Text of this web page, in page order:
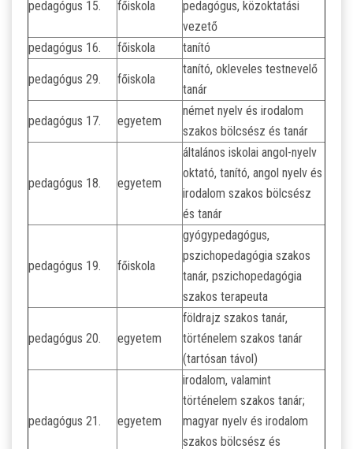
pedagógus 15. főiskola
pedagógus, közoktatási
vezető
pedagógus 16.
főiskola tanító
pedagógus 29. főiskola
tanító, okleveles testnevelő
tanár
pedagógus 17. egyetem
német nyelv és irodalom
szakos bölcsész és tanár
pedagógus 18. egyetem
általános iskolai angol-nyelv
oktató, tanító, angol nyelv és
irodalom szakos bölcsész
és tanár
pedagógus 19. főiskola
gyógypedagógus,
pszichopedagógia szakos
tanár, pszichopedagógia
szakos terapeuta
pedagógus 20. egyetem
földrajz szakos tanár,
történelem szakos tanár
(tartósan távol)
pedagógus 21. egyetem
irodalom, valamint
történelem szakos tanár;
magyar nyelv és irodalom
szakos bölcsész és